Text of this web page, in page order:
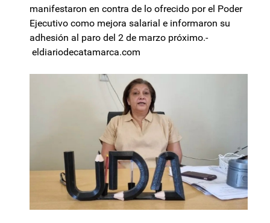
manifestaron en contra de lo ofrecido por el Poder
Ejecutivo como mejora salarial e informaron su
adhesión al paro del 2 de marzo próximo.-
eldiariodecatamarca.com